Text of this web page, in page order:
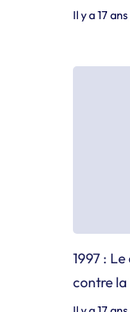
Il y a 17 ans
1997 :
contre la